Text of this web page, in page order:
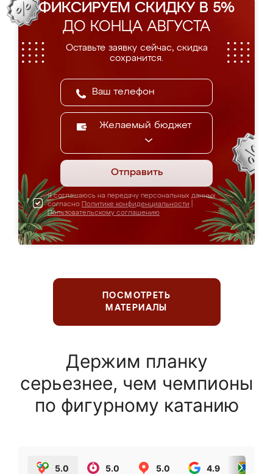
ФИКСИРУЕМ СКИДКУ В 5%
ДО КОНЦА АВГУСТА
Оставьте заявку сейчас, скидка
сохранится.
Желаемый бюджет
Отправить
Я соглашаюсь на передачу персональных данных
согласно Политике конфиденциальности
Пользовательскому соглашению
ПОСМОТРЕТЬ
МАТЕРИАЛЫ
Держим планку
серьезнее, чем чемпионы
по фигурному катанию
5.0 5.0 5.0 4.9